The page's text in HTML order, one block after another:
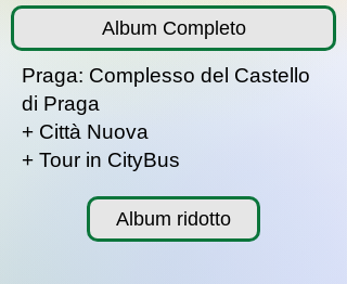
Album Completo
Praga: Complesso del Castello
di Praga
+ Città Nuova
+ Tour in CityBus
Album ridotto